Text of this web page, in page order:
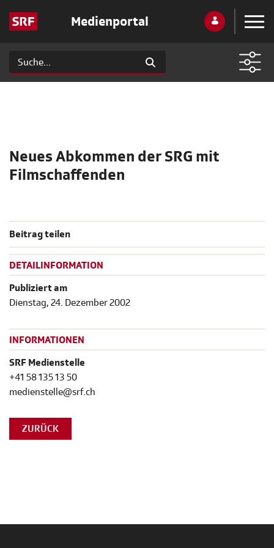
Medienportal
Neues Abkommen der SRG mit
Filmschaffenden
Beitrag teilen
DETAILINFORMATION
Publiziert am
Dienstag, 24. Dezember 2002
INFORMATIONEN
SRF Medienstelle
+41 58 135 13 50
medienstelle@srf.ch
ZURÜCK